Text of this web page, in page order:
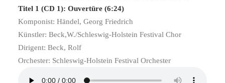
Titel 1 (CD 1): Ouvertüre (6:24)
Komponist: Händel, Georg Friedrich
Künstler: Beck,W./Schleswig-Holstein Festival Chor
Dirigent: Beck, Rolf
Orchester: Schleswig-Holstein Festival Orchester